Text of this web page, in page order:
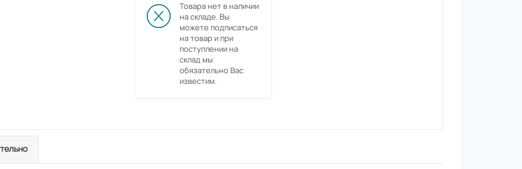
Товара нет в наличии
на складе. Вы
можете подписаться
на товар и при
поступлении на
склад мы
обязательно Вас
известим.